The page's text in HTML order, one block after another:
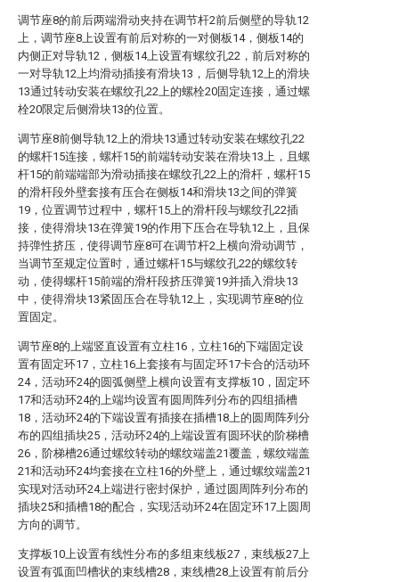
调节座8的前后两端滑动夹持在调节杆2前后侧壁的导轨12
上，调节座8上设置有前后对称的一对侧板14，侧板14的
内侧正对导轨12，侧板14上设置有螺纹孔22，前后对称的
一对导轨12上均滑动插接有滑块13，后侧导轨12上的滑块
13通过转动安装在螺纹孔22上的螺栓20固定连接，通过螺
栓20限定后侧滑块13的位置。
调节座8前侧导轨12上的滑块13通过转动安装在螺纹孔22
的螺杆15连接，螺杆15的前端转动安装在滑块13上，且螺
杆15的前端端部为滑动插接在螺纹孔22上的滑杆，螺杆15
的滑杆段外壁套接有压合在侧板14和滑块13之间的弹簧
19，位置调节过程中，螺杆15上的滑杆段与螺纹孔22插
接，使得滑块13在弹簧19的作用下压合在导轨12上，且保
持弹性挤压，使得调节座8可在调节杆2上横向滑动调节，
当调节至规定位置时，通过螺杆15与螺纹孔22的螺纹转
动，使得螺杆15前端的滑杆段挤压弹簧19并插入滑块13
中，使得滑块13紧固压合在导轨12上，实现调节座8的位
置固定。
调节座8的上端竖直设置有立柱16，立柱16的下端固定设
置有固定环17，立柱16上套接有与固定环17卡合的活动环
24，活动环24的圆弧侧壁上横向设置有支撑板10，固定环
17和活动环24的上端均设置有圆周阵列分布的四组插槽
18，活动环24的下端设置有插接在插槽18上的圆周阵列分
布的四组插块25，活动环24的上端设置有圆环状的阶梯槽
26，阶梯槽26通过螺纹转动的螺纹端盖21覆盖，螺纹端盖
21和活动环24均套接在立柱16的外壁上，通过螺纹端盖21
实现对活动环24上端进行密封保护，通过圆周阵列分布的
插块25和插槽18的配合，实现活动环24在固定环17上圆周
方向的调节。
支撑板10上设置有线性分布的多组束线板27，束线板27上
设置有弧面凹槽状的束线槽28，束线槽28上设置有前后分